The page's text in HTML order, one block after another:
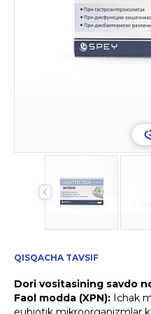
QISQACHA TAVSIF
Dori vositasining savdo
Faol modda (XPN): Ichak